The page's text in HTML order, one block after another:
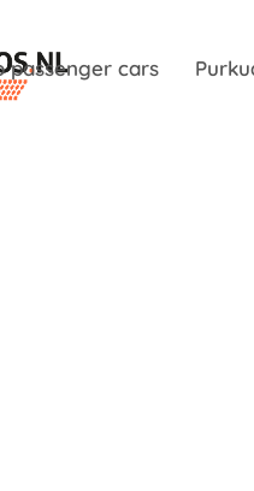
passenger cars